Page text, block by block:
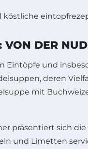
VON DER
Eintöpfe und
deren
mit
präsentiert sich
und Limetten